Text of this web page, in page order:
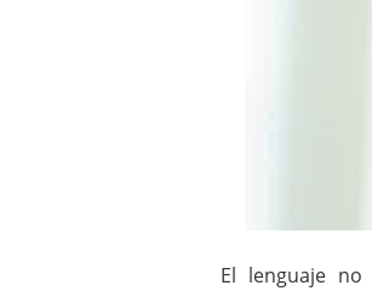
El lenguaje